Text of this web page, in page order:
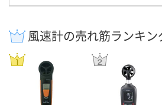
風速計の売れ筋ランキン